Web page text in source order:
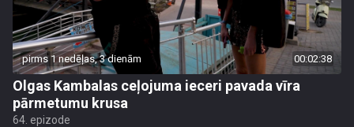
pirms 1 nedēļas, 3 dienām 00:02:38
Olgas Kambalas ceļojuma ieceri pavada vīra
pārmetumu krusa
64. epizode